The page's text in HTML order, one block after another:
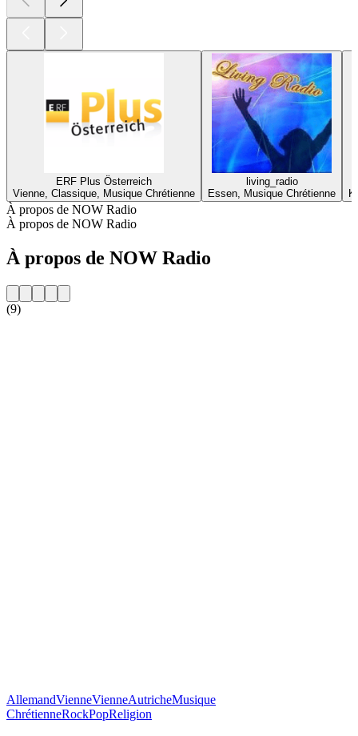
ERF Plus Österreich
Vienne, Classique, Musique Chrétienne
living_radio
Essen, Musique Chrétienne
À propos de NOW Radio
À propos de NOW Radio
À propos de NOW Radio
(9)
AllemandVienneVienneAutricheMusique
ChrétienneRockPopReligion